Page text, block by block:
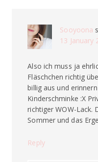
Sooyoona
13 January
Also ich muss ja
Fläschchen richtig
billig aus und
Kinderschminke :X
richtiger WOW-Lack.
Sommer und das
Reply